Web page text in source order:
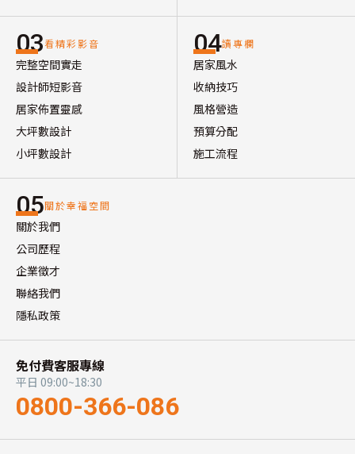
03看精彩影音
完整空間實走
設計師短影音
居家佈置靈感
大坪數設計
小坪數設計
04讀專欄
居家風水
收納技巧
風格營造
預算分配
施工流程
05關於幸福空間
關於我們
公司歷程
企業徵才
聯絡我們
隱私政策
免付費客服專線
平日 09:00~18:30
0800-366-086